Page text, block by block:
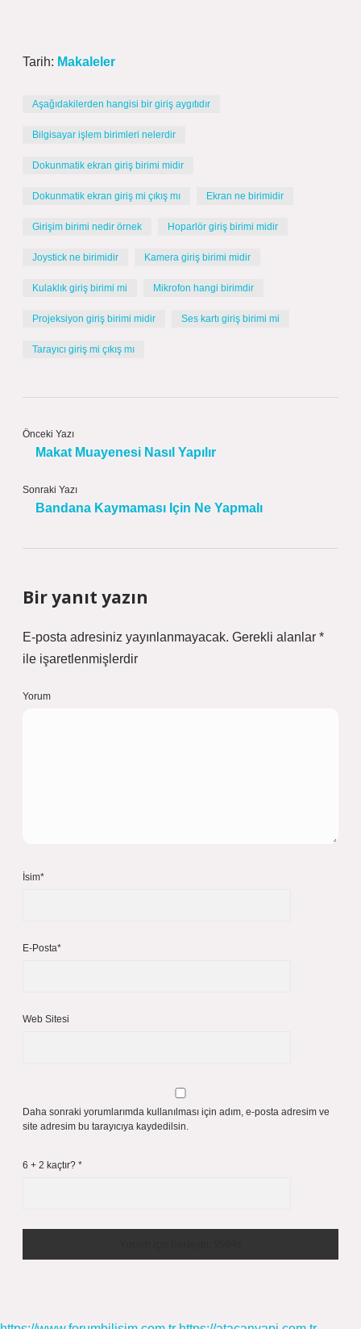
Tarih: Makaleler
Aşağıdakilerden hangisi bir giriş aygıtıdır
Bilgisayar işlem birimleri nelerdir
Dokunmatik ekran giriş birimi midir
Dokunmatik ekran giriş mi çıkış mı Ekran ne birimidir
Girişim birimi nedir örnek Hoparlör giriş birimi midir
Joystick ne birimidir Kamera giriş birimi midir
Kulaklık giriş birimi mi Mikrofon hangi birimdir
Projeksiyon giriş birimi midir Ses kartı giriş birimi mi
Tarayıcı giriş mi çıkış mı
Önceki Yazı
Makat Muayenesi Nasıl Yapılır
Sonraki Yazı
Bandana Kaymaması Için Ne Yapmalı
Bir yanıt yazın
E-posta adresiniz yayınlanmayacak. Gerekli alanlar *
ile işaretlenmişlerdir
Yorum
İsim*
E-Posta*
Web Sitesi
Daha sonraki yorumlarımda kullanılması için adım, e-posta adresim ve
site adresim bu tarayıcıya kaydedilsin.
6 + 2 kaçtır? *